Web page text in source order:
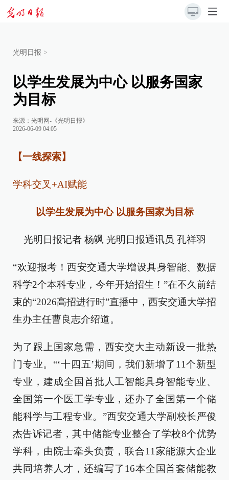
光明日报 >
以学生发展为中心 以服务国家
为目标
来源： 光明网-《光明日报》
2026-06-09 04:05
【一线探索】
学科交叉+AI赋能
以学生发展为中心 以服务国家为目标
光明日报记者 杨飒 光明日报通讯员 孔祥羽
“欢迎报考！西安交通大学增设具身智能、数据
科学2个本科专业，今年开始招生！”在不久前结
束的“2026高招进行时”直播中，西安交通大学招
生办主任曹良志介绍道。
为了跟上国家急需，西安交大主动新设一批热
门专业。“‘十四五’期间，我们新增了11个新型
专业，建成全国首批人工智能具身智能专业、
全国第一个医工学专业，还办了全国第一个储
能科学与工程专业。”西安交通大学副校长严俊
杰告诉记者，其中储能专业整合了学校8个优势
学科，由院士牵头负责，联合11家能源大企业
共同培养人才，还编写了16本全国首套储能教